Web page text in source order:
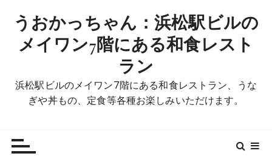
うおかっちゃん：浜松駅ビルの
メイワン7階にある和食レスト
ラン
浜松駅ビルのメイワン7階にある和食レストラン、うな
ぎや丼もの、定食等各種お楽しみいただけます。